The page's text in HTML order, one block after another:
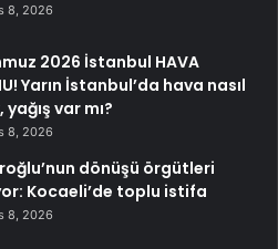
8, 2026
2026 İstanbul HAVA
Yarın İstanbul’da hava nasıl
var mı?
8, 2026
dönüşü örgütleri
Kocaeli’de toplu istifa
8, 2026